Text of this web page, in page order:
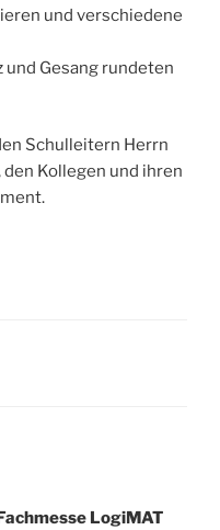
und verschiedene
und Gesang rundeten
Schulleitern Herrn
Kollegen und ihren
LogiMAT